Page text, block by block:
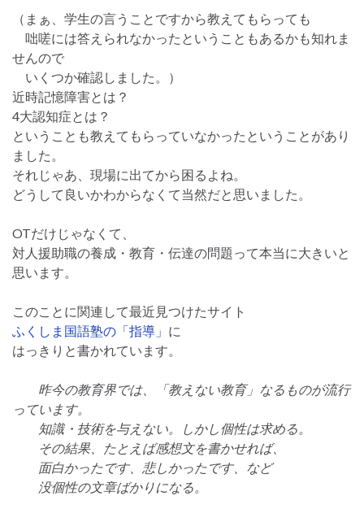
（まぁ、学生の言うことですから教えてもらっても
咄嗟には答えられなかったということもあるかも知れま
せんので
いくつか確認しました。）
近時記憶障害とは？
4大認知症とは？
ということも教えてもらっていなかったということがあり
ました。
それじゃあ、現場に出てから困るよね。
どうして良いかわからなくて当然だと思いました。
OTだけじゃなくて、
対人援助職の養成・教育・伝達の問題って本当に大きいと
思います。
このことに関連して最近見つけたサイト
ふくしま国語塾の「指導」 に
はっきりと書かれています。
昨今の教育界では、「教えない教育」なるものが流行
っています。
知識・技術を与えない。しかし個性は求める。
その結果、たとえば感想文を書かせれば、
面白かったです、悲しかったです、など
没個性の文章ばかりになる。